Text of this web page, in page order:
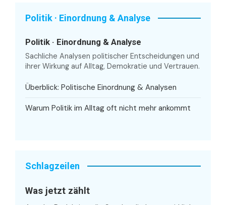
Politik · Einordnung & Analyse
Politik · Einordnung & Analyse
Sachliche Analysen politischer Entscheidungen und
ihrer Wirkung auf Alltag, Demokratie und Vertrauen.
Überblick: Politische Einordnung & Analysen
Warum Politik im Alltag oft nicht mehr ankommt
Schlagzeilen
Was jetzt zählt